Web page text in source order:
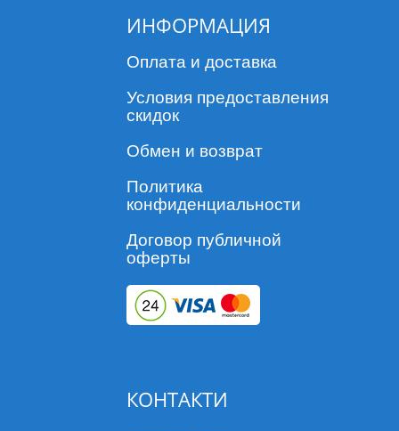
ИНФОРМАЦИЯ
Оплата и доставка
Условия предоставления
скидок
Обмен и возврат
Политика
конфиденциальности
Договор публичной
оферты
КОНТАКТИ